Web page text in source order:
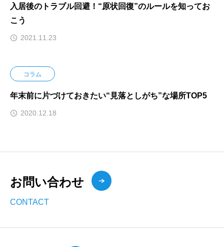
入居後のトラブル回避！“原状回復”のルールを知ってお
こう
2021.11.23
コラム
年末前に片づけておきたい“見落としがち”な場所TOP5
2020.12.18
お問い合わせ
CONTACT